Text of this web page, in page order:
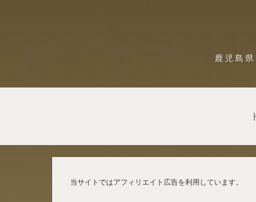
鹿児島
当サイトではアフィリエイト広告を利用しています。